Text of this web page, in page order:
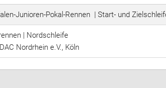
Junioren-Pokal-Rennen | Start- und
| Nordschleife
Nordrhein e.V., Köln